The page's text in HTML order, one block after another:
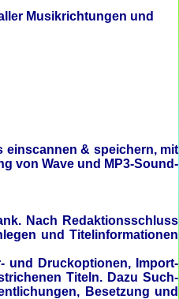
Musikrichtungen und
einscannen & speichern, mit
von Wave und MP3-Sound-
Nach Redaktionsschluss
und Titelinformationen
und Druckoptionen, Import-
Titeln. Dazu Such-
Besetzung und